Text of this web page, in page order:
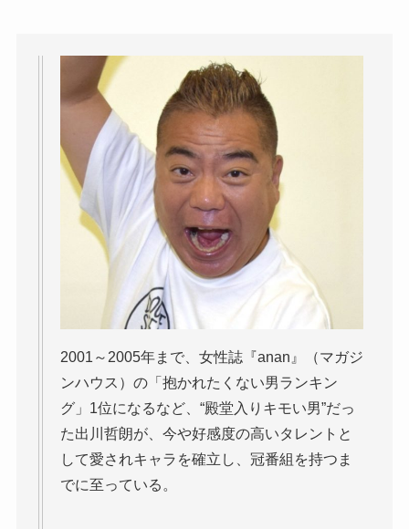
2001～2005年まで、女性誌『anan』（マガジ
ンハウス）の「抱かれたくない男ランキン
グ」1位になるなど、“殿堂入りキモい男”だっ
た出川哲朗が、今や好感度の高いタレントと
して愛されキャラを確立し、冠番組を持つま
でに至っている。